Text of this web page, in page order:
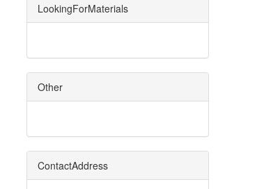
LookingForMaterials
Other
ContactAddress